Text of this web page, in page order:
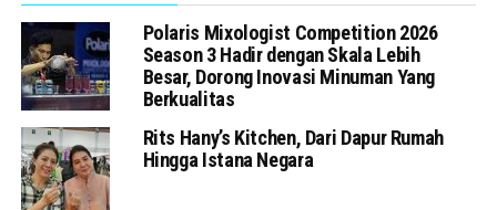
Polaris Mixologist Competition 2026
Season 3 Hadir dengan Skala Lebih
Besar, Dorong Inovasi Minuman Yang
Berkualitas
Rits Hany’s Kitchen, Dari Dapur Rumah
Hingga Istana Negara